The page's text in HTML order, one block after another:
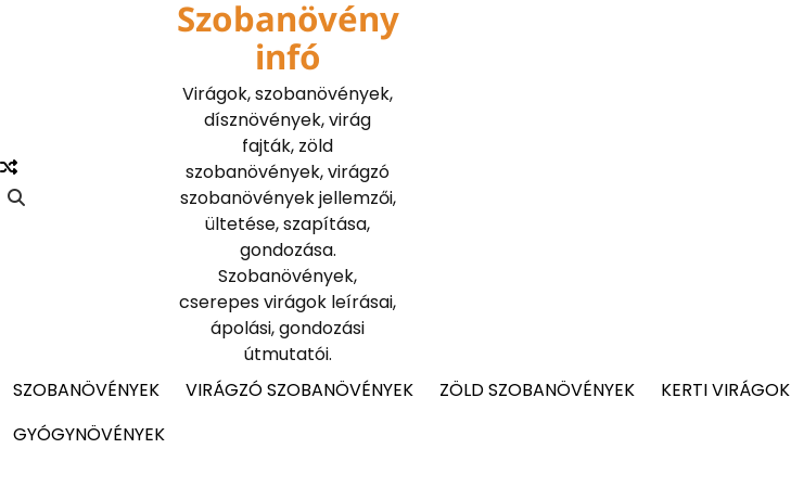
Szobanövény
infó
Virágok, szobanövények,
dísznövények, virág
fajták, zöld
szobanövények, virágzó
szobanövények jellemzői,
ültetése, szapítása,
gondozása.
Szobanövények,
cserepes virágok leírásai,
ápolási, gondozási
útmutatói.
SZOBANÖVÉNYEK
VIRÁGZÓ SZOBANÖVÉNYEK ZÖLD SZOBANÖVÉNYEK KERTI VIRÁGOK
GYÓGYNÖVÉNYEK